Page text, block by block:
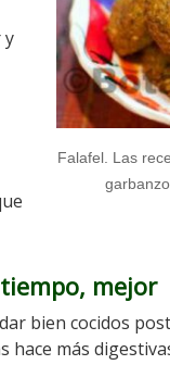
Falafel. Las
y
mejor
bien cocidos
hace más